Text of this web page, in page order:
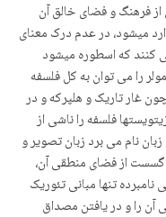
از فرهنگ و فضای خالق آن
میشود، در عدم درک معنای
کنند که اسطوره میشود
را می توان به کل فلسفه
غار تاریک و هلپرکه و در
فلسفه را ناشی از
نام می برد زبان تصویر و
گسست از فضای منطقی آن،
نامبرده تنها مبانی تئوریک
آن را و در یافتن مصداق